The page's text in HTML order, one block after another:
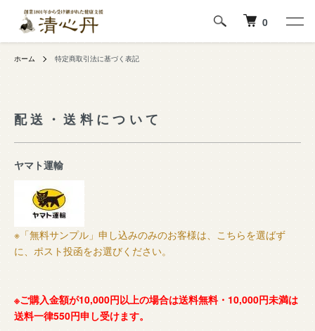
0
ホーム 特定商取引法に基づく表記
配送・送料について
ヤマト運輸
※「無料サンプル」申し込みのみのお客様は、こちらを選ばず
に、ポスト投函をお選びください。
※ご購入金額が10,000円以上の場合は送料無料・10,000円未満は
送料一律550円申し受けます。